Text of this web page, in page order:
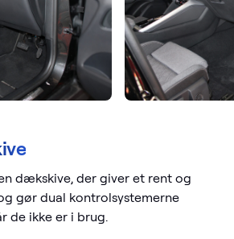
dækskive, der giver et rent og
gør dual kontrolsystemerne
de ikke er i brug.